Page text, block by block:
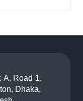
A, Road-1,
Dhaka,